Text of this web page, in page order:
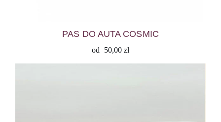
PAS DO AUTA COSMIC
od 50,00 zł